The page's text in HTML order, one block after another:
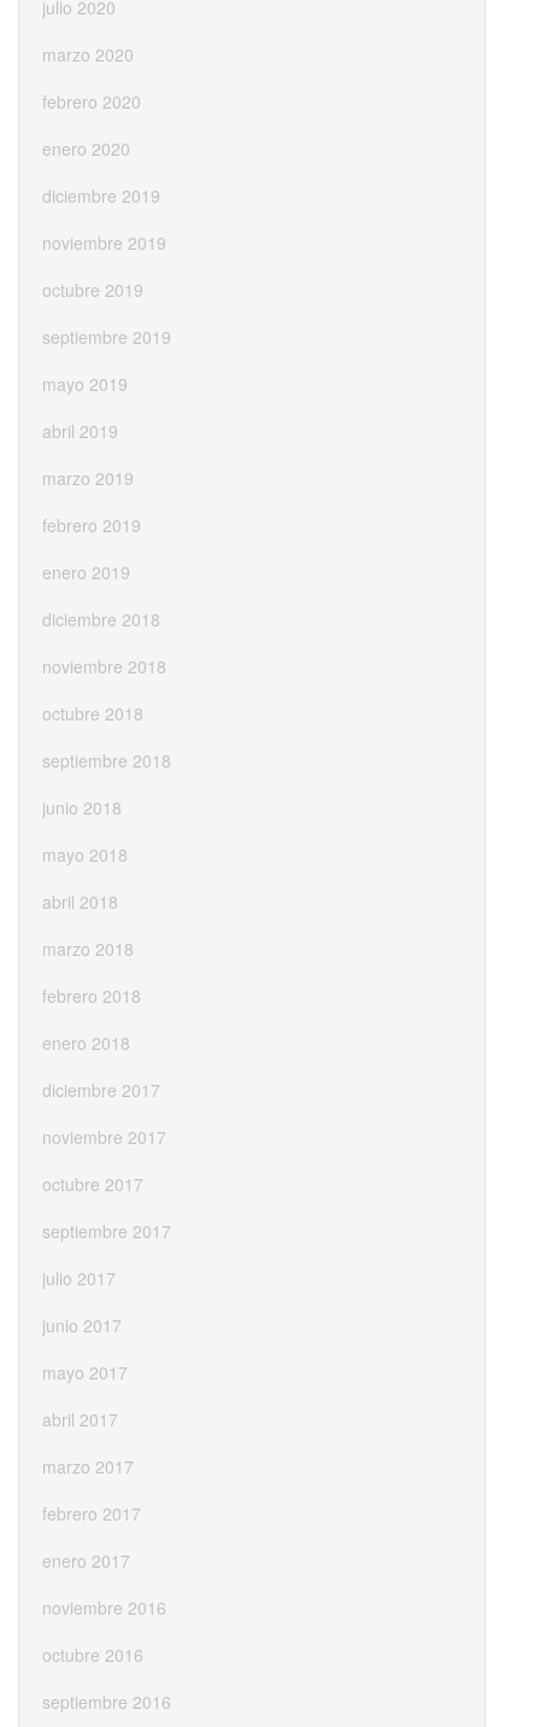
julio 2020
marzo 2020
febrero 2020
enero 2020
diciembre 2019
noviembre 2019
octubre 2019
septiembre 2019
mayo 2019
abril 2019
marzo 2019
febrero 2019
enero 2019
diciembre 2018
noviembre 2018
octubre 2018
septiembre 2018
junio 2018
mayo 2018
abril 2018
marzo 2018
febrero 2018
enero 2018
diciembre 2017
noviembre 2017
octubre 2017
septiembre 2017
julio 2017
junio 2017
mayo 2017
abril 2017
marzo 2017
febrero 2017
enero 2017
noviembre 2016
octubre 2016
septiembre 2016